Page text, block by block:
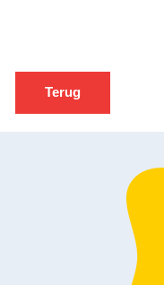
Terug